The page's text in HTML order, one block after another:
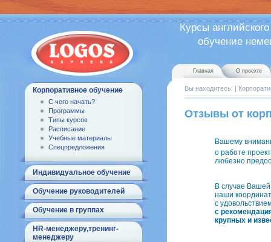
Курсы
обучение
Корпоративное обучение
С чего начать?
Программы
Типы курсов
Расписание
Учебные материалы
Спецпредложения
Индивидуальное обучение
Обучение руководителей
Обучение в группах
HR-менеджеру,тренинг-
менеджеру
Главная О проекте
Вы находитесь: |
Отзывы от
Вашему
о работе
любезно
В случае
наши
с
с
крупных и